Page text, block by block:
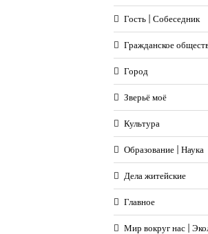
Гость | Собеседник
Гражданское
Город
Зверьё моё
Культура
Образование | Наука
Дела житейские
Главное
Мир вокруг нас |